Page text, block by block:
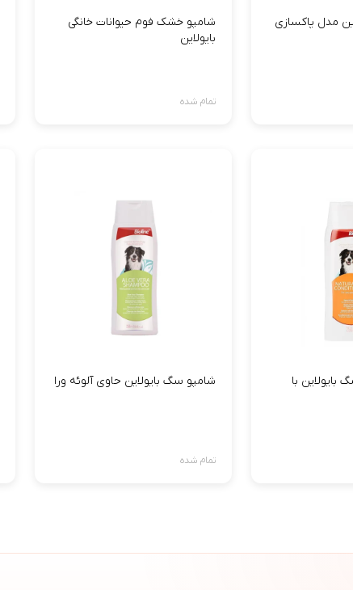
مدل پاکسازی
شامپو خشک فوم حیوانات خانگی
بایولاین
تمام شده
با
شامپو سگ بایولاین حاوی آلوئه ورا
تمام شده